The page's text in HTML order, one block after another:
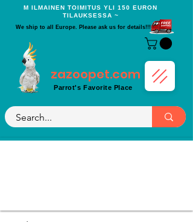
Μ ILMAINEN TOIMITUS YLI 150 EURON
TILAUKSESSA ~
We ship to all Europe. Please ask us for details!!!
zazoopet.com
Parrot's Favorite Place